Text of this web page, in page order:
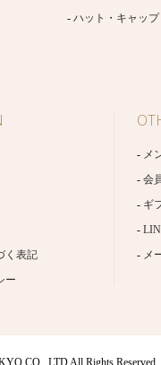
ハット・キャップ
く表記
ー
メ
会
ギ
メ
CO., LTD All Rights Reserved.